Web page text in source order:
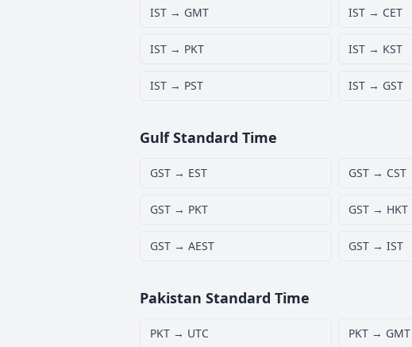
IST → GMT IST → CET
IST → PKT IST → KST
IST → PST IST → GST
Gulf Standard Time
GST → EST GST → CST
GST → PKT GST → HKT
GST → AEST GST → IST
Pakistan Standard Time
PKT → UTC PKT → GMT